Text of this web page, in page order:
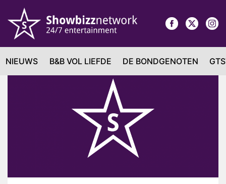
NIEUWS B&B VOL LIEFDE DE BONDGENOTEN